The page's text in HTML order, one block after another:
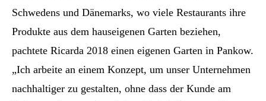
Schwedens und Dänemarks, wo viele Restaurants ihre
Produkte aus dem hauseigenen Garten beziehen,
pachtete Ricarda 2018 einen eigenen Garten in Pankow.
„Ich arbeite an einem Konzept, um unser Unternehmen
nachhaltiger zu gestalten, ohne dass der Kunde am